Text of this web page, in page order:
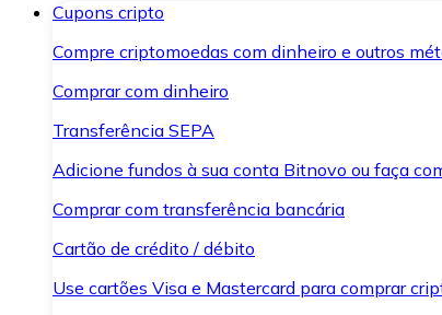
Cupons cripto
Compre criptomoedas com dinheiro e outros
Comprar com dinheiro
Transferência SEPA
Adicione fundos à sua conta Bitnovo ou faça
Comprar com transferência bancária
Cartão de crédito / débito
Use cartões Visa e Mastercard para comprar